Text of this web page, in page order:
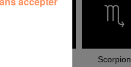
Scorpion